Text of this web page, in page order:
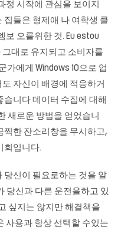
정 시작에 관심을 보이지
집들은 형제애 나 여학생 클
보 오를위한 것. Eu estou
그대로 유지되고 소비자를
가에게 Windows 10으로 업
자신이 배경에 적응하거
니다 데이터 수집에 대해
새로운 방법을 얻었습니
찍한 잔소리창을 무시하고,
회입니다.
당신이 필요로하는 것을 알
당신과 다른 운전을하고 있
싶지는 않지만 해결책을
사용과 항상 선택할 수있는